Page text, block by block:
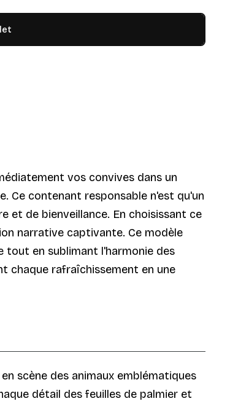
vos convives dans un
Ce contenant responsable n'est qu'un
et de bienveillance. En choisissant ce
narrative captivante. Ce modèle
tout en sublimant l'harmonie des
chaque rafraîchissement en une
scène des animaux emblématiques
détail des feuilles de palmier et